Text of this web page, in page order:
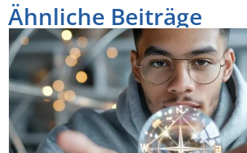
Ähnliche Beiträge